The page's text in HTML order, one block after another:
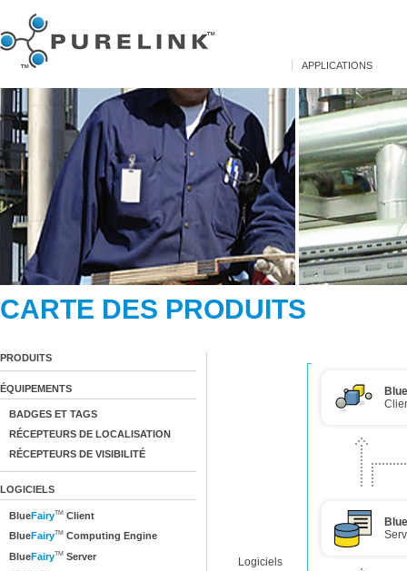
APPLICATIONS
CARTE DES PRODUITS
Logiciels
Blue
Blue
PRODUITS
ÉQUIPEMENTS
BADGES ET TAGS
RÉCEPTEURS DE LOCALISATION
RÉCEPTEURS DE VISIBILITÉ
LOGICIELS
BlueFairyTM Client
BlueFairyTM Computing Engine
BlueFairyTM Server